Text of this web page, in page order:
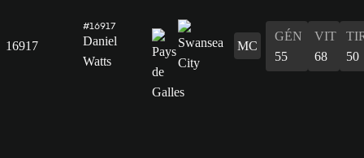
16917
#16917
Daniel
Watts
MC
GÉN
55
VIT
68
50